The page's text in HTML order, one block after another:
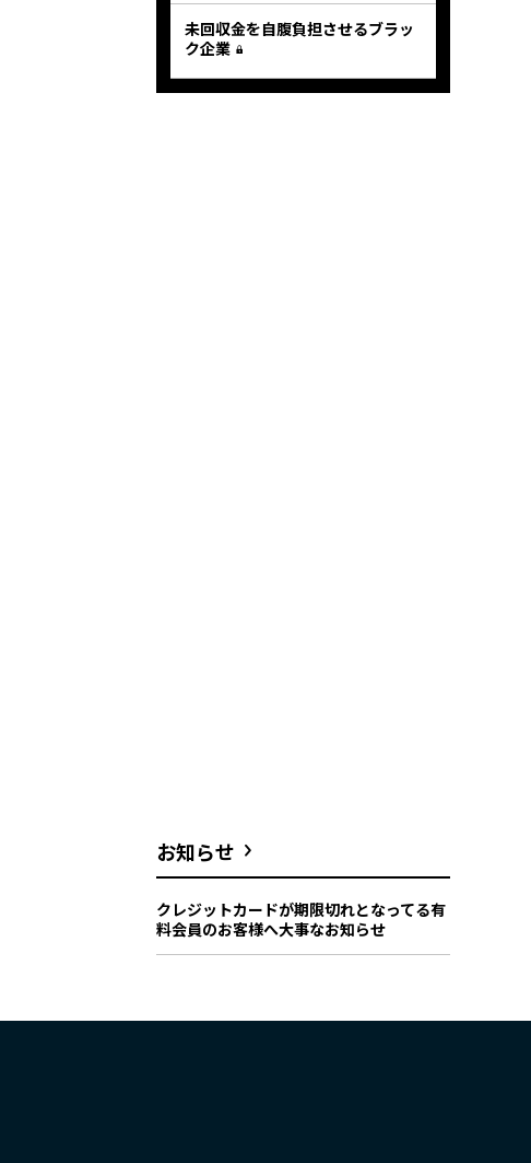
未回収金を自腹負担させるブラッ
ク企業
お知らせ
クレジットカードが期限切れとなってる有
料会員のお客様へ大事なお知らせ